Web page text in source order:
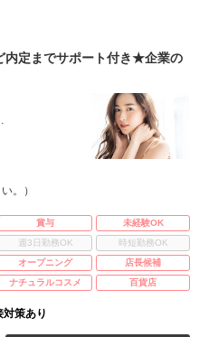
内定までサポート付き★企業の
。）
賞与
未経験OK
週3日勤務OK
時短勤務OK
オープニング
店長候補
ナチュラルコスメ 百貨店
対策あり